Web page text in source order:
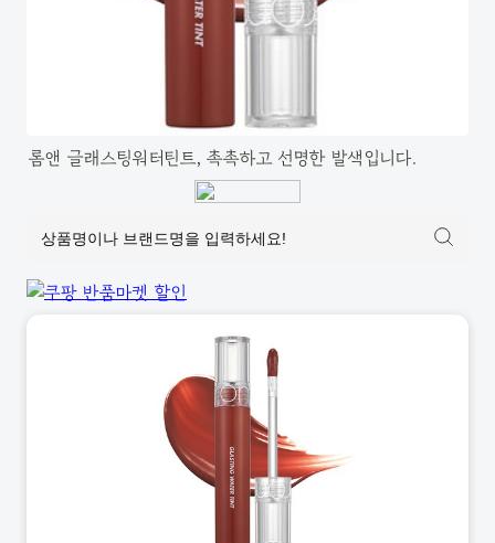
롬앤 글래스팅워터틴트, 촉촉하고 선명한 발색입니다.